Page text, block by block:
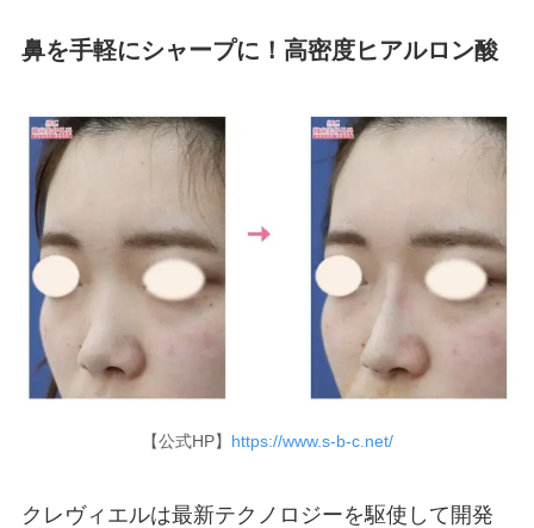
鼻を手軽にシャープに！高密度ヒアルロン酸
【公式HP】 https://www.s-b-c.net/
クレヴィエルは最新テクノロジーを駆使して開発